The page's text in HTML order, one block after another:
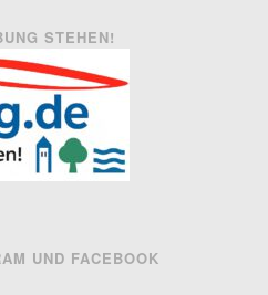
STEHEN!
UND FACEBOOK